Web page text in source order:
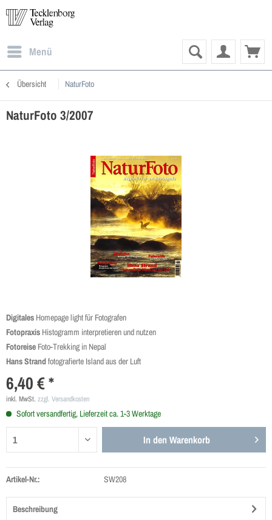
Menü
Übersicht NaturFoto
NaturFoto 3/2007
Digitales Homepage light für Fotografen
Fotopraxis Histogramm interpretieren und nutzen
Fotoreise Foto-Trekking in Nepal
Hans Strandfotografierte Island aus der Luft
6,40 € *
inkl. MwSt. zzgl. Versandkosten
Sofort versandfertig, Lieferzeit ca. 1-3 Werktage
In den Warenkorb
Artikel-Nr.: SW208
Beschreibung